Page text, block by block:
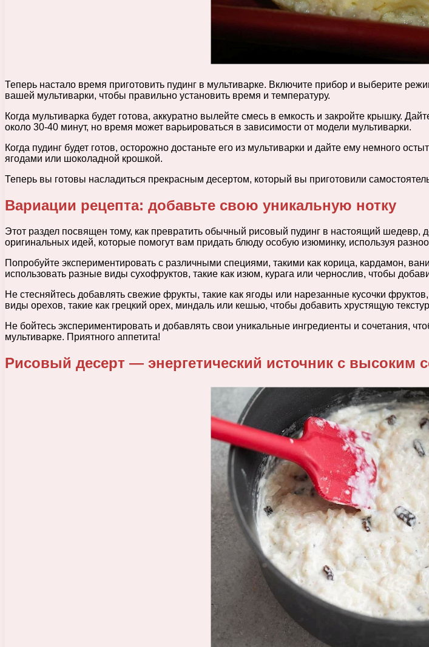
Теперь настало время приготовить пудинг в мультиварке. Включите прибор и выберите
вашей мультиварки, чтобы правильно установить время и температуру.
Когда мультиварка будет готова, аккуратно вылейте смесь в емкость и закройте крышку.
около 30-40 минут, но время может варьироваться в зависимости от модели мультиварки.
Когда пудинг будет готов, осторожно достаньте его из мультиварки и дайте ему немного
ягодами или шоколадной крошкой.
Теперь вы готовы насладиться прекрасным десертом, который вы приготовили
Вариации рецепта: добавьте свою уникальную нотку
Этот раздел посвящен тому, как превратить обычный рисовый пудинг в настоящий
оригинальных идей, которые помогут вам придать блюду особую изюминку, используя
Попробуйте экспериментировать с различными специями, такими как корица, кардамон,
использовать разные виды сухофруктов, такие как изюм, курага или чернослив, чтобы
Не стесняйтесь добавлять свежие фрукты, такие как ягоды или нарезанные кусочки
виды орехов, такие как грецкий орех, миндаль или кешью, чтобы добавить хрустящую
Не бойтесь экспериментировать и добавлять свои уникальные ингредиенты и сочетания,
мультиварке. Приятного аппетита!
Рисовый десерт — энергетический источник с высоким